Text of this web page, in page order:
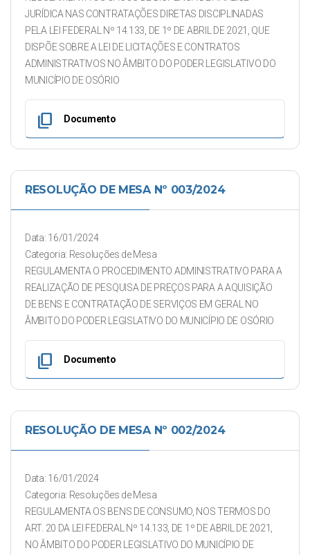
JURÍDICA NAS CONTRATAÇÕES DIRETAS DISCIPLINADAS
PELA LEI FEDERAL Nº 14.133, DE 1º DE ABRIL DE 2021, QUE
DISPÕE SOBRE A LEI DE LICITAÇÕES E CONTRATOS
ADMINISTRATIVOS NO ÂMBITO DO PODER LEGISLATIVO DO
MUNICÍPIO DE OSÓRIO
content_copy Documento
RESOLUÇÃO DE MESA Nº 003/2024
Data: 16/01/2024
Categoria: Resoluções de Mesa
REGULAMENTA O PROCEDIMENTO ADMINISTRATIVO PARA A
REALIZAÇÃO DE PESQUISA DE PREÇOS PARA A AQUISIÇÃO
DE BENS E CONTRATAÇÃO DE SERVIÇOS EM GERAL NO
ÂMBITO DO PODER LEGISLATIVO DO MUNICÍPIO DE OSÓRIO
content_copy Documento
RESOLUÇÃO DE MESA Nº 002/2024
Data: 16/01/2024
Categoria: Resoluções de Mesa
REGULAMENTA OS BENS DE CONSUMO, NOS TERMOS DO
ART. 20 DA LEI FEDERAL Nº 14.133, DE 1º DE ABRIL DE 2021,
NO ÂMBITO DO PODER LEGISLATIVO DO MUNICÍPIO DE